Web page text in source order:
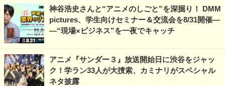
神谷浩史さんと“アニメのしごと”を深掘り！ DMM
pictures、学生向けセミナー＆交流会を8/31開催―
―“現場×ビジネス”を一夜でキャッチ
アニメ『サンダー３』放送開始日に渋谷をジャッ
ク！学ラン33人が大捜索、カミナリがスペシャル
ネタ披露